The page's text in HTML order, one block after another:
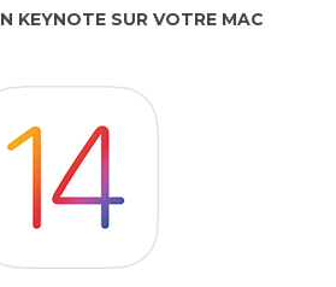
KEYNOTE SUR VOTRE MAC